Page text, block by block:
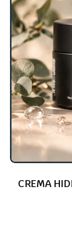
CREMA